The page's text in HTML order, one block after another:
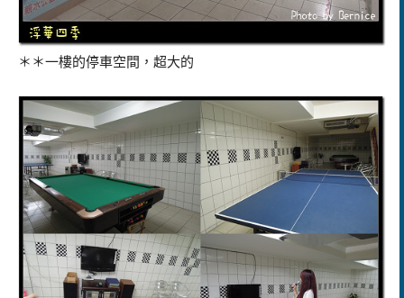
＊＊一樓的停車空間，超大的